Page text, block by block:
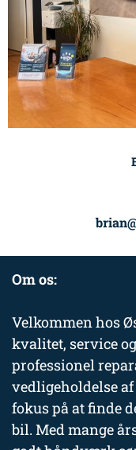
Om os:
Velkommen hos
kvalitet, service
professionel
vedligeholdelse
fokus på at finde
bil. Med mange